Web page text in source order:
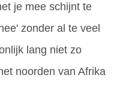
je mee schijnt te
zonder al te veel
lang niet zo
noorden van Afrika